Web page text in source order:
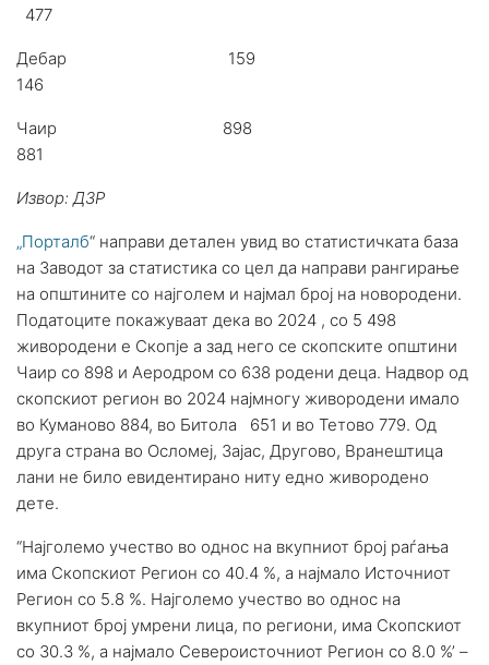
477
Дебар 159
146
Чаир 898
881
Извор: ДЗР
„Порталб“ направи детален увид во статистичката база
на Заводот за статистика со цел да направи рангирање
на општините со најголем и најмал број на новородени.
Податоците покажуваат дека во 2024 , со 5 498
живородени е Скопје а зад него се скопските општини
Чаир со 898 и Аеродром со 638 родени деца. Надвор од
скопскиот регион во 2024 најмногу живородени имало
во Куманово 884, во Битола 651 и во Тетово 779. Од
друга страна во Осломеј, Зајас, Другово, Вранештица
лани не било евидентирано ниту едно живородено
дете.
“Најголемо учество во однос на вкупниот број раѓања
има Скопскиот Регион со 40.4 %, а најмало Источниот
Регион со 5.8 %. Најголемо учество во однос на
вкупниот број умрени лица, по региони, има Скопскиот
со 30.3 %, а најмало Североисточниот Регион со 8.0 %’ –